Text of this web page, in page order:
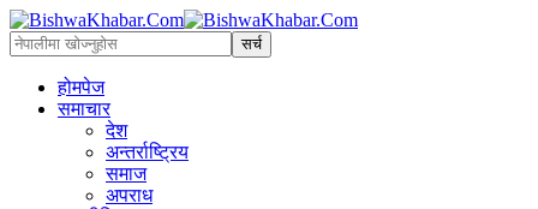
होमपेज
समाचार
देश
अन्तर्राष्ट्रिय
समाज
अपराध